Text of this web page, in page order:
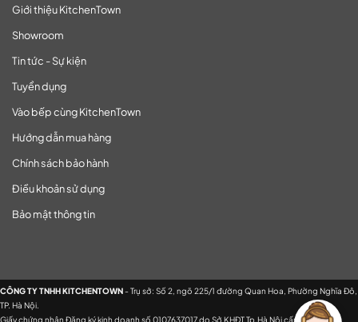
Giới thiệu KitchenTown
Showroom
Tin tức - Sự kiện
Tuyển dụng
Vào bếp cùng KitchenTown
Hướng dẫn mua hàng
Chính sách bảo hành
Điều khoản sử dụng
Bảo mật thông tin
CÔNG TY TNHH KITCHENTOWN- Trụ sở: Số 2, ngõ 225/1 đường Quan Hoa, Phường Nghĩa Đô,
TP. Hà Nội.
Giấy chứng nhận Đăng ký kinh doanh số 0107637017 do Sở KHĐT Tp.Hà Nội cấp ngày